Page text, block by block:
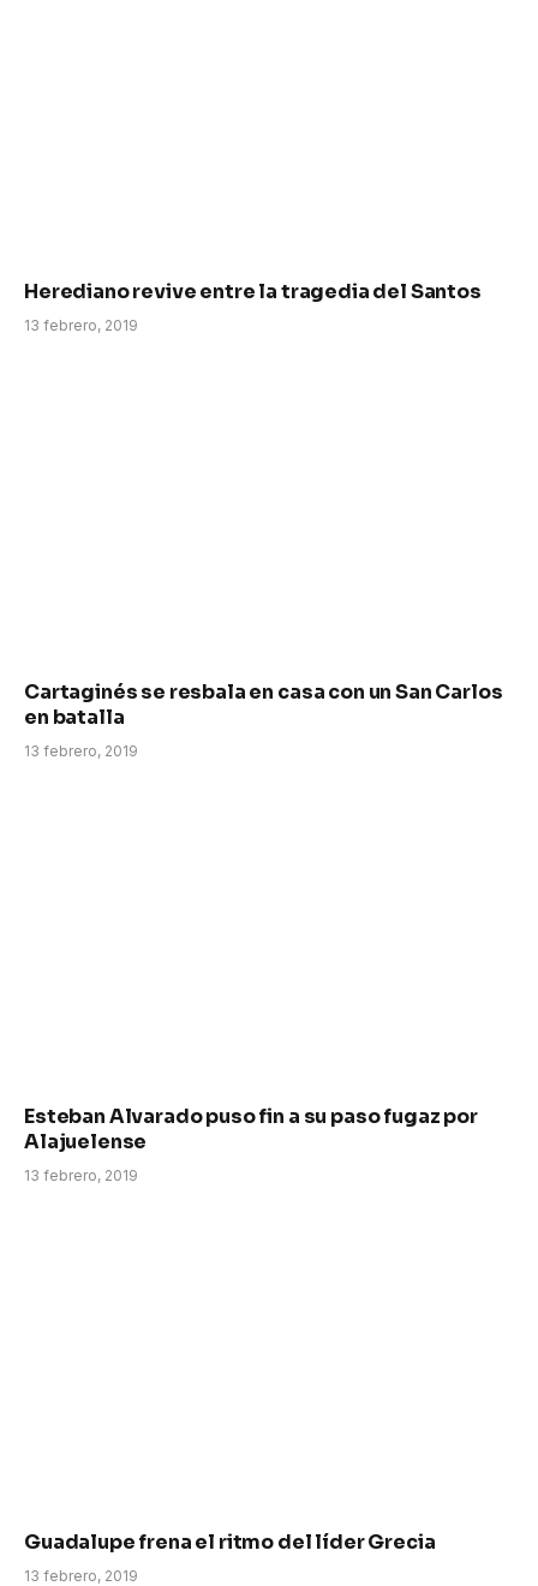
Herediano revive entre la tragedia del Santos
13 febrero, 2019
Cartaginés se resbala en casa con un San Carlos
en batalla
13 febrero, 2019
Esteban Alvarado puso fin a su paso fugaz por
Alajuelense
13 febrero, 2019
Guadalupe frena el ritmo del líder Grecia
13 febrero, 2019